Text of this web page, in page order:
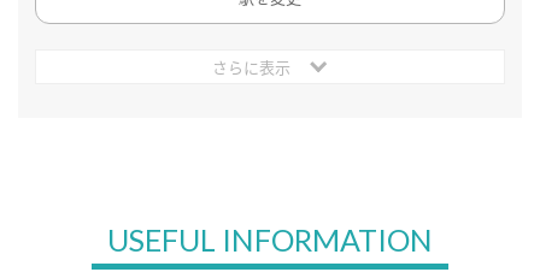
さらに表示
USEFUL INFORMATION